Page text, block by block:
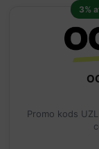
3%
Promo kods